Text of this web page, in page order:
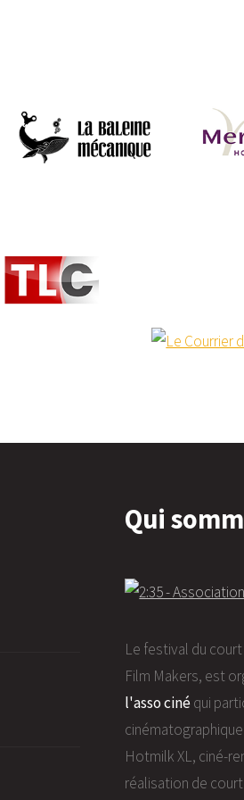
Qui
Le festival du
Film Makers, est
l'asso cinéqui
Hotmilk XL, ciné-
réalisation de